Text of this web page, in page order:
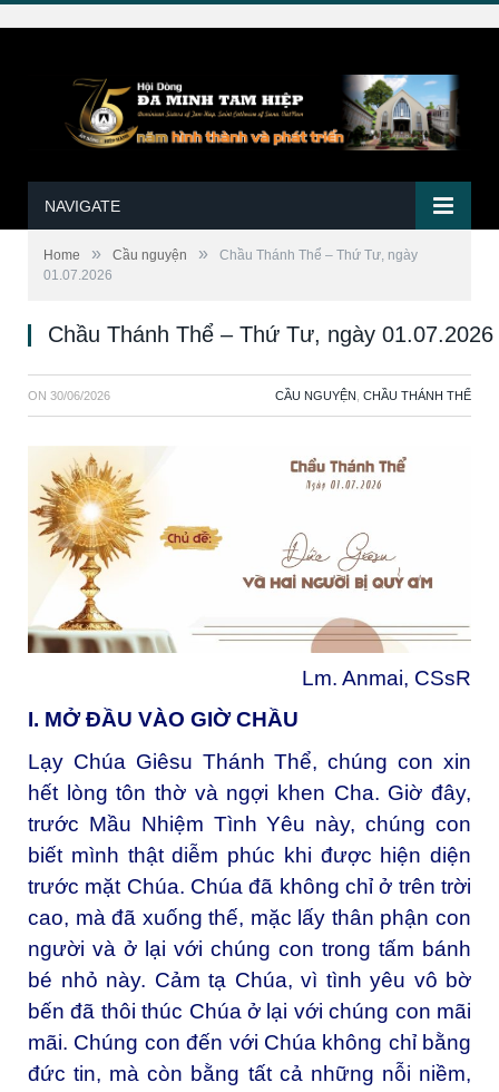
NAVIGATE
Home » Cầu nguyện »
Chầu Thánh Thể – Thứ Tư, ngày
01.07.2026
Chầu Thánh Thể – Thứ Tư, ngày 01.07.2026
ON 30/06/2026 CẦU NGUYỆN CHẦU THÁNH THỂ
Lm. Anmai, CSsR
I. MỞ ĐẦU VÀO GIỜ CHẦU
Lạy Chúa Giêsu Thánh Thể, chúng con xin
hết lòng tôn thờ và ngợi khen Cha. Giờ đây,
trước Mầu Nhiệm Tình Yêu này, chúng con
biết mình thật diễm phúc khi được hiện diện
trước mặt Chúa. Chúa đã không chỉ ở trên trời
cao, mà đã xuống thế, mặc lấy thân phận con
người và ở lại với chúng con trong tấm bánh
bé nhỏ này. Cảm tạ Chúa, vì tình yêu vô bờ
bến đã thôi thúc Chúa ở lại với chúng con mãi
mãi. Chúng con đến với Chúa không chỉ bằng
đức tin, mà còn bằng tất cả những nỗi niềm,